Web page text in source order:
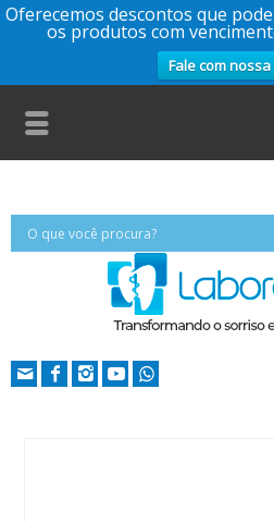
Oferecemos descontos que
os produtos com
Fale com